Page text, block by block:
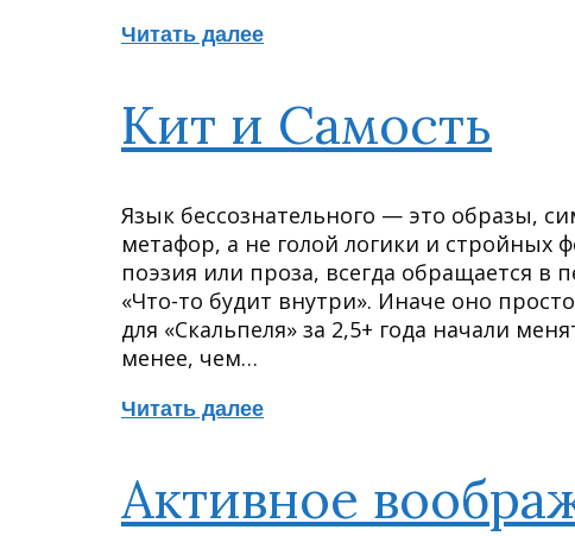
Читать далее
Кит и Самость
Язык бессознательного — это образы,
метафор, а не голой логики и стройных
поэзия или проза, всегда обращается в
«Что-то будит внутри». Иначе оно
для «Скальпеля» за 2,5+ года начали
менее, чем…
Читать далее
Активное